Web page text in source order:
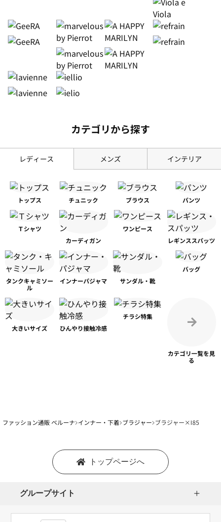
カテゴリから探す
レディース メンズ インテリア
トップス チュニック ブラウス パンツ
Ｔシャツ
カーディガン
ワンピース
レギンススパッツ
タンクキャミソー
ル
インナーパジャマ サンダル・靴
バッグ
大きいサイズ ひんやり接触冷感
チラシ特集
カテゴリ一覧を見
る
ファッション通販 ベルーナ インナー・下着 ブラジャー ブラジャー×I85
トップページへ
グループサイト